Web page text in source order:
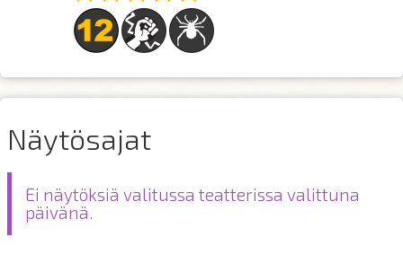
Näytösajat
Ei näytöksiä valitussa teatterissa valittuna
päivänä.